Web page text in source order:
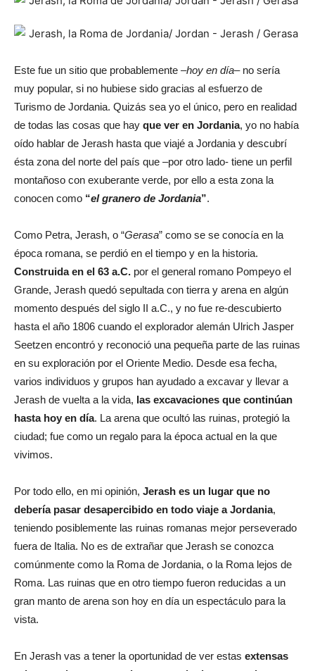
Este fue un sitio que probablemente –hoy en día– no sería
muy popular, si no hubiese sido gracias al esfuerzo de
Turismo de Jordania. Quizás sea yo el único, pero en realidad
de todas las cosas que hay que ver en Jordania, yo no había
oído hablar de Jerash hasta que viajé a Jordania y descubrí
ésta zona del norte del país que –por otro lado- tiene un perfil
montañoso con exuberante verde, por ello a esta zona la
conocen como “el granero de Jordania”.
Como Petra, Jerash, o “Gerasa” como se se conocía en la
época romana, se perdió en el tiempo y en la historia.
Construida en el 63 a.C. por el general romano Pompeyo el
Grande, Jerash quedó sepultada con tierra y arena en algún
momento después del siglo II a.C., y no fue re-descubierto
hasta el año 1806 cuando el explorador alemán Ulrich Jasper
Seetzen encontró y reconoció una pequeña parte de las ruinas
en su exploración por el Oriente Medio. Desde esa fecha,
varios individuos y grupos han ayudado a excavar y llevar a
Jerash de vuelta a la vida, las excavaciones que continúan
hasta hoy en día. La arena que ocultó las ruinas, protegió la
ciudad; fue como un regalo para la época actual en la que
vivimos.
Por todo ello, en mi opinión, Jerash es un lugar que no
debería pasar desapercibido en todo viaje a Jordania,
teniendo posiblemente las ruinas romanas mejor perseverado
fuera de Italia. No es de extrañar que Jerash se conozca
comúnmente como la Roma de Jordania, o la Roma lejos de
Roma. Las ruinas que en otro tiempo fueron reducidas a un
gran manto de arena son hoy en día un espectáculo para la
vista.
En Jerash vas a tener la oportunidad de ver estas extensas